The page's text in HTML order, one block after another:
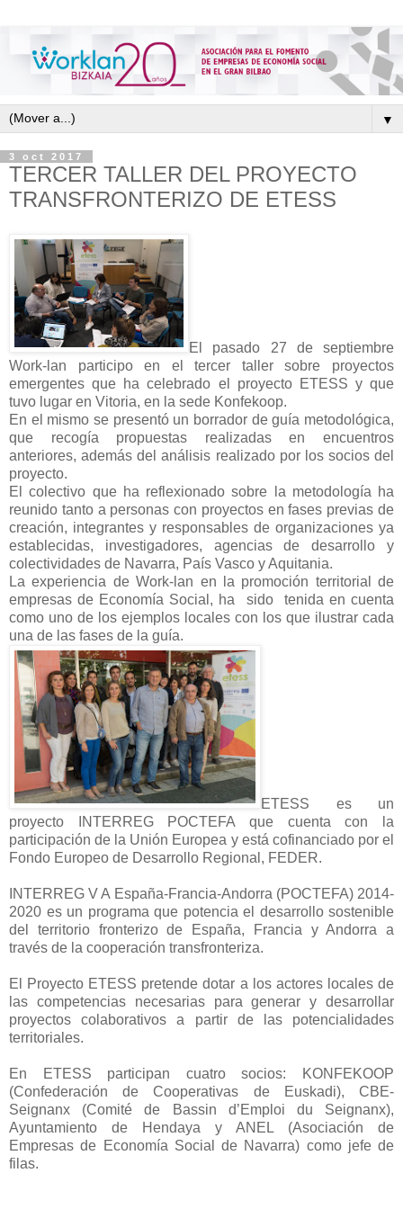
▼
3 oct 2017
TERCER TALLER DEL PROYECTO
TRANSFRONTERIZO DE ETESS
El pasado 27 de septiembre
Work-lan participo en el tercer taller sobre proyectos
emergentes que ha celebrado el proyecto ETESS y que
tuvo lugar en Vitoria, en la sede Konfekoop.
En el mismo se presentó un borrador de guía metodológica,
que recogía propuestas realizadas en encuentros
anteriores, además del análisis realizado por los socios del
proyecto.
El colectivo que ha reflexionado sobre la metodología ha
reunido tanto a personas con proyectos en fases previas de
creación, integrantes y responsables de organizaciones ya
establecidas, investigadores, agencias de desarrollo y
colectividades de Navarra, País Vasco y Aquitania.
La experiencia de Work-lan en la promoción territorial de
empresas de Economía Social, ha sido tenida en cuenta
como uno de los ejemplos locales con los que ilustrar cada
una de las fases de la guía.
ETESS es un
proyecto INTERREG POCTEFA que cuenta con la
participación de la Unión Europea y está cofinanciado por el
Fondo Europeo de Desarrollo Regional, FEDER.
INTERREG V A España-Francia-Andorra (POCTEFA) 2014-
2020 es un programa que potencia el desarrollo sostenible
del territorio fronterizo de España, Francia y Andorra a
través de la cooperación transfronteriza.
El Proyecto ETESS pretende dotar a los actores locales de
las competencias necesarias para generar y desarrollar
proyectos colaborativos a partir de las potencialidades
territoriales.
En ETESS participan cuatro socios: KONFEKOOP
(Confederación de Cooperativas de Euskadi), CBE-
Seignanx (Comité de Bassin d’Emploi du Seignanx),
Ayuntamiento de Hendaya y ANEL (Asociación de
Empresas de Economía Social de Navarra) como jefe de
filas.